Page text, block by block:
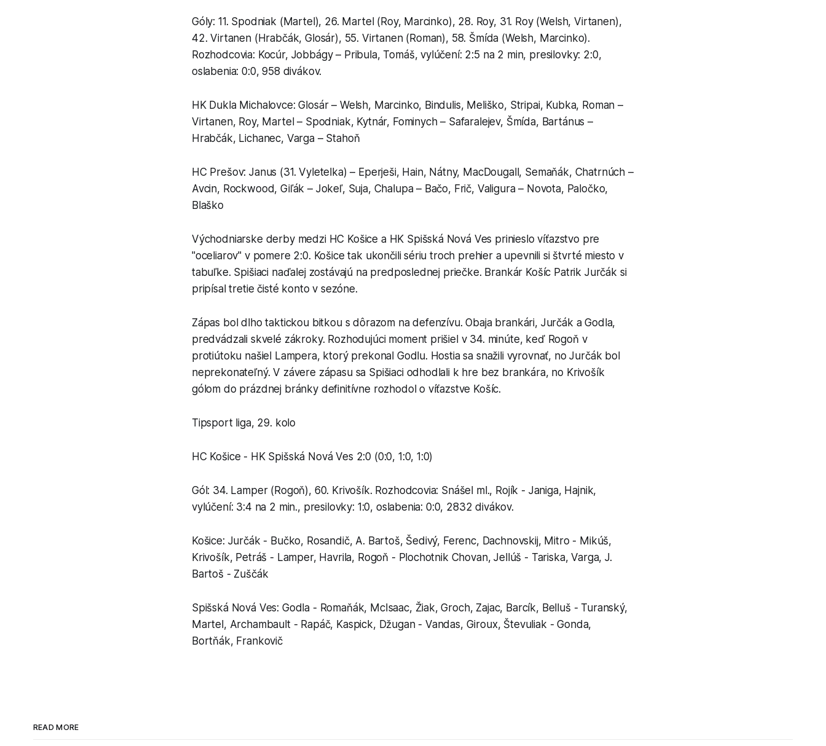
Góly: 11. Spodniak (Martel), 26. Martel (Roy, Marcinko), 28. Roy, 31. Roy (Welsh, Virtanen),
42. Virtanen (Hrabčák, Glosár), 55. Virtanen (Roman), 58. Šmída (Welsh, Marcinko).
Rozhodcovia: Kocúr, Jobbágy – Pribula, Tomáš, vylúčení: 2:5 na 2 min, presilovky: 2:0,
oslabenia: 0:0, 958 divákov.
HK Dukla Michalovce: Glosár – Welsh, Marcinko, Bindulis, Meliško, Stripai, Kubka, Roman –
Virtanen, Roy, Martel – Spodniak, Kytnár, Fominych – Safaralejev, Šmída, Bartánus –
Hrabčák, Lichanec, Varga – Stahoň
HC Prešov: Janus (31. Vyletelka) – Eperješi, Hain, Nátny, MacDougall, Semaňák, Chatrnúch –
Avcin, Rockwood, Giľák – Jokeľ, Suja, Chalupa – Bačo, Frič, Valigura – Novota, Paločko,
Blaško
Východniarske derby medzi HC Košice a HK Spišská Nová Ves prinieslo víťazstvo pre
"oceliarov" v pomere 2:0. Košice tak ukončili sériu troch prehier a upevnili si štvrté miesto v
tabuľke. Spišiaci naďalej zostávajú na predposlednej priečke. Brankár Košíc Patrik Jurčák si
pripísal tretie čisté konto v sezóne.
Zápas bol dlho taktickou bitkou s dôrazom na defenzívu. Obaja brankári, Jurčák a Godla,
predvádzali skvelé zákroky. Rozhodujúci moment prišiel v 34. minúte, keď Rogoň v
protiútoku našiel Lampera, ktorý prekonal Godlu. Hostia sa snažili vyrovnať, no Jurčák bol
neprekonateľný. V závere zápasu sa Spišiaci odhodlali k hre bez brankára, no Krivošík
gólom do prázdnej bránky definitívne rozhodol o víťazstve Košíc.
Tipsport liga, 29. kolo
HC Košice - HK Spišská Nová Ves 2:0 (0:0, 1:0, 1:0)
Gól: 34. Lamper (Rogoň), 60. Krivošík. Rozhodcovia: Snášel ml., Rojík - Janiga, Hajnik,
vylúčení: 3:4 na 2 min., presilovky: 1:0, oslabenia: 0:0, 2832 divákov.
Košice: Jurčák - Bučko, Rosandič, A. Bartoš, Šedivý, Ferenc, Dachnovskij, Mitro - Mikúš,
Krivošík, Petráš - Lamper, Havrila, Rogoň - Plochotnik Chovan, Jellúš - Tariska, Varga, J.
Bartoš - Zuščák
Spišská Nová Ves: Godla - Romaňák, McIsaac, Žiak, Groch, Zajac, Barcík, Belluš - Turanský,
Martel, Archambault - Rapáč, Kaspick, Džugan - Vandas, Giroux, Števuliak - Gonda,
Bortňák, Frankovič
READ MORE